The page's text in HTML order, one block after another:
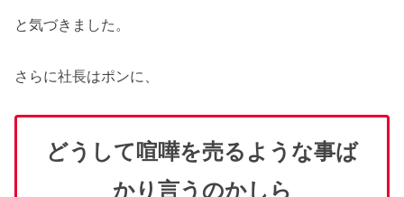
と気づきました。
さらに社長はポンに、
どうして喧嘩を売るような事ば
かり言うのかしら